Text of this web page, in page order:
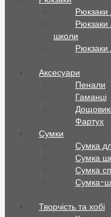
Рюкзаки
Рюкзаки
школи
Рюкзаки
Аксесуари
Пенали
Гаманці
Фартух
Сумки
Сумка
Сумка
Сумка
Сумка-
Сумки
Творчість та хобі